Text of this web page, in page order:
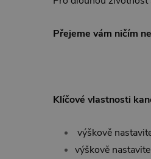
Přejeme vám ničím
Klíčové vlastnosti
výškově
výškově